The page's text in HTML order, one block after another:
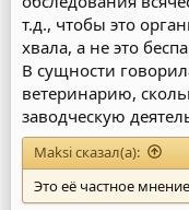
т.д., чтобы это
хвала, а не это
В сущности
ветеринарию,
заводческую
Maksi сказал(а):
Это её частное